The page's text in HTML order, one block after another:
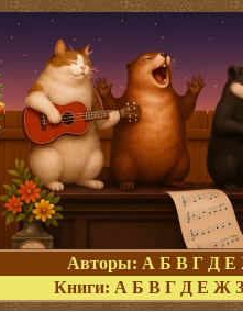
Авторы: А Б В Г Д Е
Книги: А Б В Г Д Е Ж З